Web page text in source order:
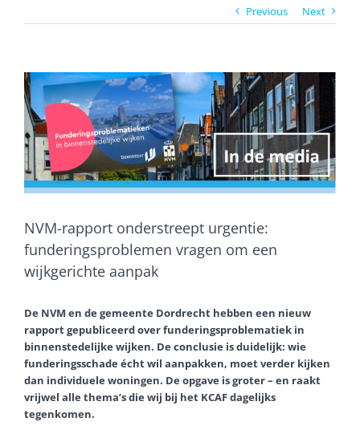
Previous Next
View
Larger
Image
NVM-rapport onderstreept urgentie:
funderingsproblemen vragen om een
wijkgerichte aanpak
De NVM en de gemeente Dordrecht hebben een nieuw
rapport gepubliceerd over funderingsproblematiek in
binnenstedelijke wijken. De conclusie is duidelijk: wie
funderingsschade écht wil aanpakken, moet verder kijken
dan individuele woningen. De opgave is groter – en raakt
vrijwel alle thema’s die wij bij het KCAF dagelijks
tegenkomen.